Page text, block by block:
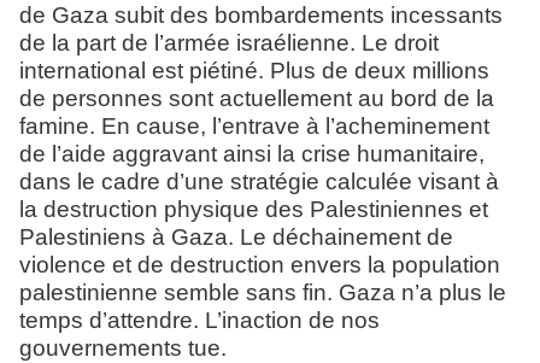
de Gaza subit des bombardements incessants
de la part de l’armée israélienne. Le droit
international est piétiné. Plus de deux millions
de personnes sont actuellement au bord de la
famine. En cause, l’entrave à l’acheminement
de l’aide aggravant ainsi la crise humanitaire,
dans le cadre d’une stratégie calculée visant à
la destruction physique des Palestiniennes et
Palestiniens à Gaza. Le déchainement de
violence et de destruction envers la population
palestinienne semble sans fin. Gaza n’a plus le
temps d’attendre. L’inaction de nos
gouvernements tue.